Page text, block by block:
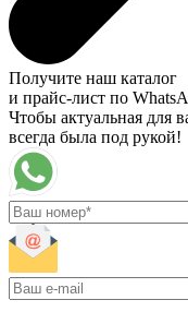
Получите наш каталог
и прайс-лист по
Чтобы актуальная для
всегда была под рукой!